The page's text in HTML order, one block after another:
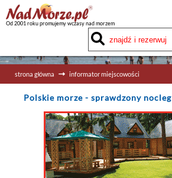
Od 2001 roku promujemy wczasy nad morzem
strona główna informator miejscowości
Polskie morze - sprawdzony nocleg